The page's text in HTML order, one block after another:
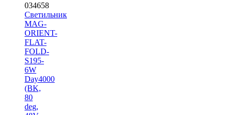
034658
Светильник
MAG-
ORIENT-
FLAT-
FOLD-
S195-
6W
Day4000
(BK,
80
deg,